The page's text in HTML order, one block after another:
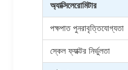
অ্যাক্সিলেরোমিটার
পক্ষপাত পুনরাবৃত্তিযোগ্যতা
স্কেল ফ্যাক্টর নির্ভুলতা